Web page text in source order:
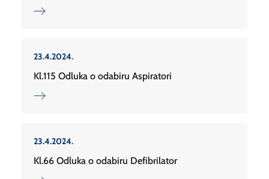
23.4.2024.
Kl.115 Odluka o odabiru Aspiratori
23.4.2024.
Kl.66 Odluka o odabiru Defibrilator